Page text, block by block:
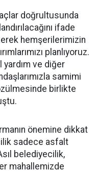
doğrultusunda
ifade
hemşerilerimizin
planlıyoruz.
yardım ve diğer
samimi
birlikte
önemine dikkat
sadece asfalt
belediyecilik,
mahallemizde